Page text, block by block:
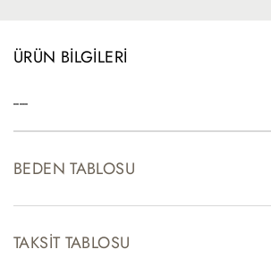
ÜRÜN BILGILERI
-----
BEDEN TABLOSU
TAKSIT TABLOSU